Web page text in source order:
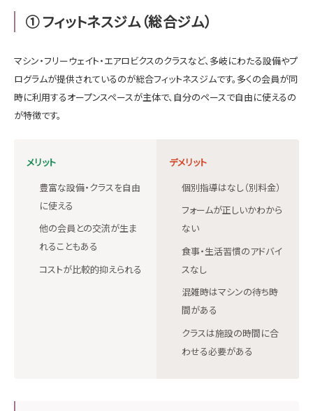
① フィットネスジム（総合ジム）
マシン・フリーウェイト・エアロビクスのクラスなど、多岐にわたる設備やプ
ログラムが提供されているのが総合フィットネスジムです。多くの会員が同
時に利用するオープンスペースが主体で、自分のペースで自由に使えるの
が特徴です。
メリット
豊富な設備・クラスを自由
に使える
他の会員との交流が生ま
れることもある
コストが比較的抑えられる
デメリット
個別指導はなし（別料金）
フォームが正しいかわから
ない
食事・生活習慣のアドバイ
スなし
混雑時はマシンの待ち時
間がある
クラスは施設の時間に合
わせる必要がある